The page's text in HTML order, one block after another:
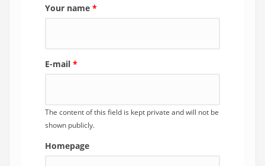
Your name *
E-mail *
The content of this field is kept private and will not be
shown publicly.
Homepage